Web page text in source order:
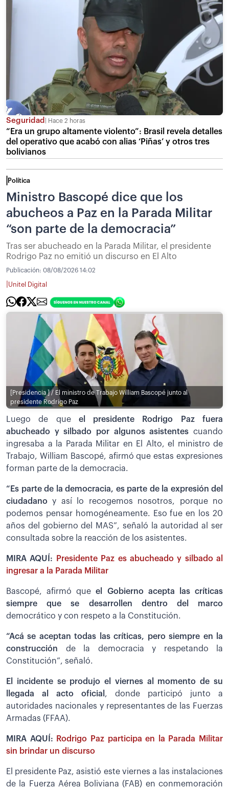
Seguridad Hace 2 horas
“Era un grupo altamente violento”: Brasil revela detalles
del operativo que acabó con alias ‘Piñas’ y otros tres
bolivianos
Política
Ministro Bascopé dice que los
abucheos a Paz en la Parada Militar
“son parte de la democracia”
Tras ser abucheado en la Parada Militar, el presidente
Rodrigo Paz no emitió un discurso en El Alto
Publicación: 08/08/2026 14:02
Unitel Digital
[Presidencia ] / El ministro de Trabajo William Bascopé junto al
presidente Rodrigo Paz
Luego de que el presidente Rodrigo Paz fuera
abucheado y silbado por algunos asistentes cuando
ingresaba a la Parada Militar en El Alto, el ministro de
Trabajo, William Bascopé, afirmó que estas expresiones
forman parte de la democracia.
“Es parte de la democracia, es parte de la expresión del
ciudadano y así lo recogemos nosotros, porque no
podemos pensar homogéneamente. Eso fue en los 20
años del gobierno del MAS”, señaló la autoridad al ser
consultada sobre la reacción de los asistentes.
MIRA AQUÍ:
Presidente Paz es abucheado y silbado al
ingresar a la Parada Militar
Bascopé, afirmó que el Gobierno acepta las críticas
siempre que se desarrollen dentro del marco
democrático y con respeto a la Constitución.
“Acá se aceptan todas las críticas, pero siempre en la
construcción de la democracia y respetando la
Constitución”, señaló.
El incidente se produjo el viernes al momento de su
llegada al acto oficial , donde participó junto a
autoridades nacionales y representantes de las Fuerzas
Armadas (FFAA).
MIRA AQUÍ:
Rodrigo Paz participa en la Parada Militar
sin brindar un discurso
El presidente Paz, asistió este viernes a las instalaciones
de la Fuerza Aérea Boliviana (FAB) en conmemoración